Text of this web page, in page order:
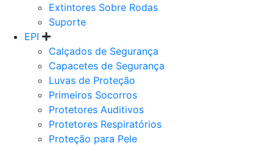
Extintores Sobre Rodas
Suporte
EPI
Calçados de Segurança
Capacetes de Segurança
Luvas de Proteção
Primeiros Socorros
Protetores Auditivos
Protetores Respiratórios
Proteção para Pele